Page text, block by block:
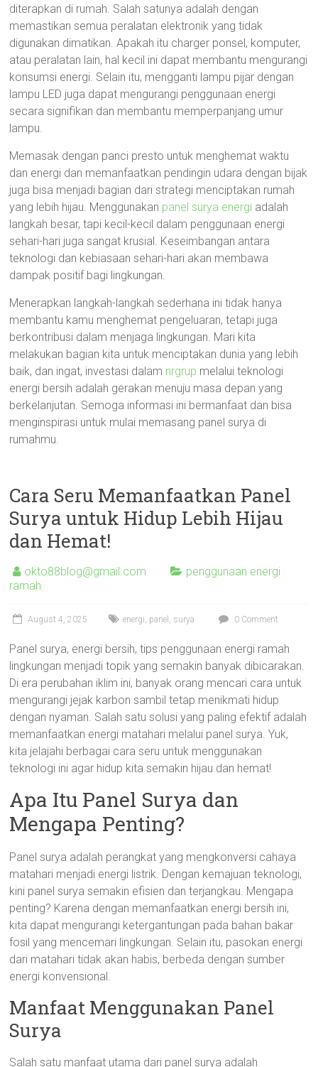
diterapkan di rumah. Salah satunya adalah dengan
memastikan semua peralatan elektronik yang tidak
digunakan dimatikan. Apakah itu charger ponsel, komputer,
atau peralatan lain, hal kecil ini dapat membantu mengurangi
konsumsi energi. Selain itu, mengganti lampu pijar dengan
lampu LED juga dapat mengurangi penggunaan energi
secara signifikan dan membantu memperpanjang umur
lampu.
Memasak dengan panci presto untuk menghemat waktu
dan energi dan memanfaatkan pendingin udara dengan bijak
juga bisa menjadi bagian dari strategi menciptakan rumah
yang lebih hijau. Menggunakan panel surya energi adalah
langkah besar, tapi kecil-kecil dalam penggunaan energi
sehari-hari juga sangat krusial. Keseimbangan antara
teknologi dan kebiasaan sehari-hari akan membawa
dampak positif bagi lingkungan.
Menerapkan langkah-langkah sederhana ini tidak hanya
membantu kamu menghemat pengeluaran, tetapi juga
berkontribusi dalam menjaga lingkungan. Mari kita
melakukan bagian kita untuk menciptakan dunia yang lebih
baik, dan ingat, investasi dalam nrgrup melalui teknologi
energi bersih adalah gerakan menuju masa depan yang
berkelanjutan. Semoga informasi ini bermanfaat dan bisa
menginspirasi untuk mulai memasang panel surya di
rumahmu.
Cara Seru Memanfaatkan Panel
Surya untuk Hidup Lebih Hijau
dan Hemat!
okto88blog@gmail.com
penggunaan energi
ramah
August 4, 2025 energi, panel , surya 0 Comment
Panel surya, energi bersih, tips penggunaan energi ramah
lingkungan menjadi topik yang semakin banyak dibicarakan.
Di era perubahan iklim ini, banyak orang mencari cara untuk
mengurangi jejak karbon sambil tetap menikmati hidup
dengan nyaman. Salah satu solusi yang paling efektif adalah
memanfaatkan energi matahari melalui panel surya. Yuk,
kita jelajahi berbagai cara seru untuk menggunakan
teknologi ini agar hidup kita semakin hijau dan hemat!
Apa Itu Panel Surya dan
Mengapa Penting?
Panel surya adalah perangkat yang mengkonversi cahaya
matahari menjadi energi listrik. Dengan kemajuan teknologi,
kini panel surya semakin efisien dan terjangkau. Mengapa
penting? Karena dengan memanfaatkan energi bersih ini,
kita dapat mengurangi ketergantungan pada bahan bakar
fosil yang mencemari lingkungan. Selain itu, pasokan energi
dari matahari tidak akan habis, berbeda dengan sumber
energi konvensional.
Manfaat Menggunakan Panel
Surya
Salah satu manfaat utama dari panel surya adalah